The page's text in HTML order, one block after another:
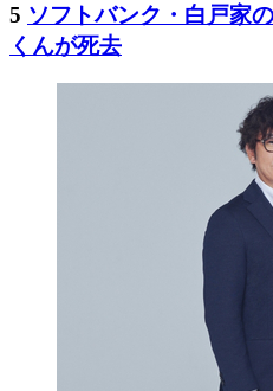
5 ソフトバンク・白戸家
くんが死去